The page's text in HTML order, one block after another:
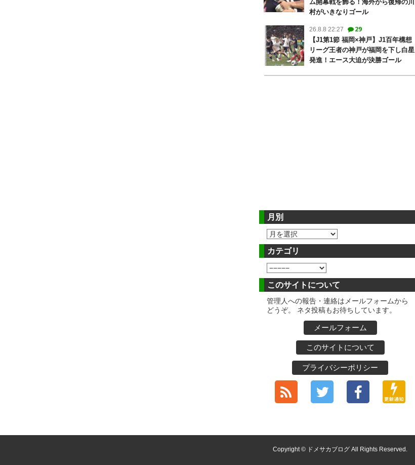
ム開幕戦を飾る！海外から復帰の川
村がいきなりゴール
26.8.8 22:27 29
【J1第1節 福岡×神戸】J1百年構想
リーグ王者の神戸が福岡を下し白星
発進！エース大迫が決勝ゴール
月別
カテゴリ
このサイトについて
管理人への報告・連絡はメールフォームから
どうぞ。 ネタ投稿もお待ちしています。
メールフォーム
このサイトについて
プライバシーポリシー
Copyright © ドメサカブログ All Rights Reserved.